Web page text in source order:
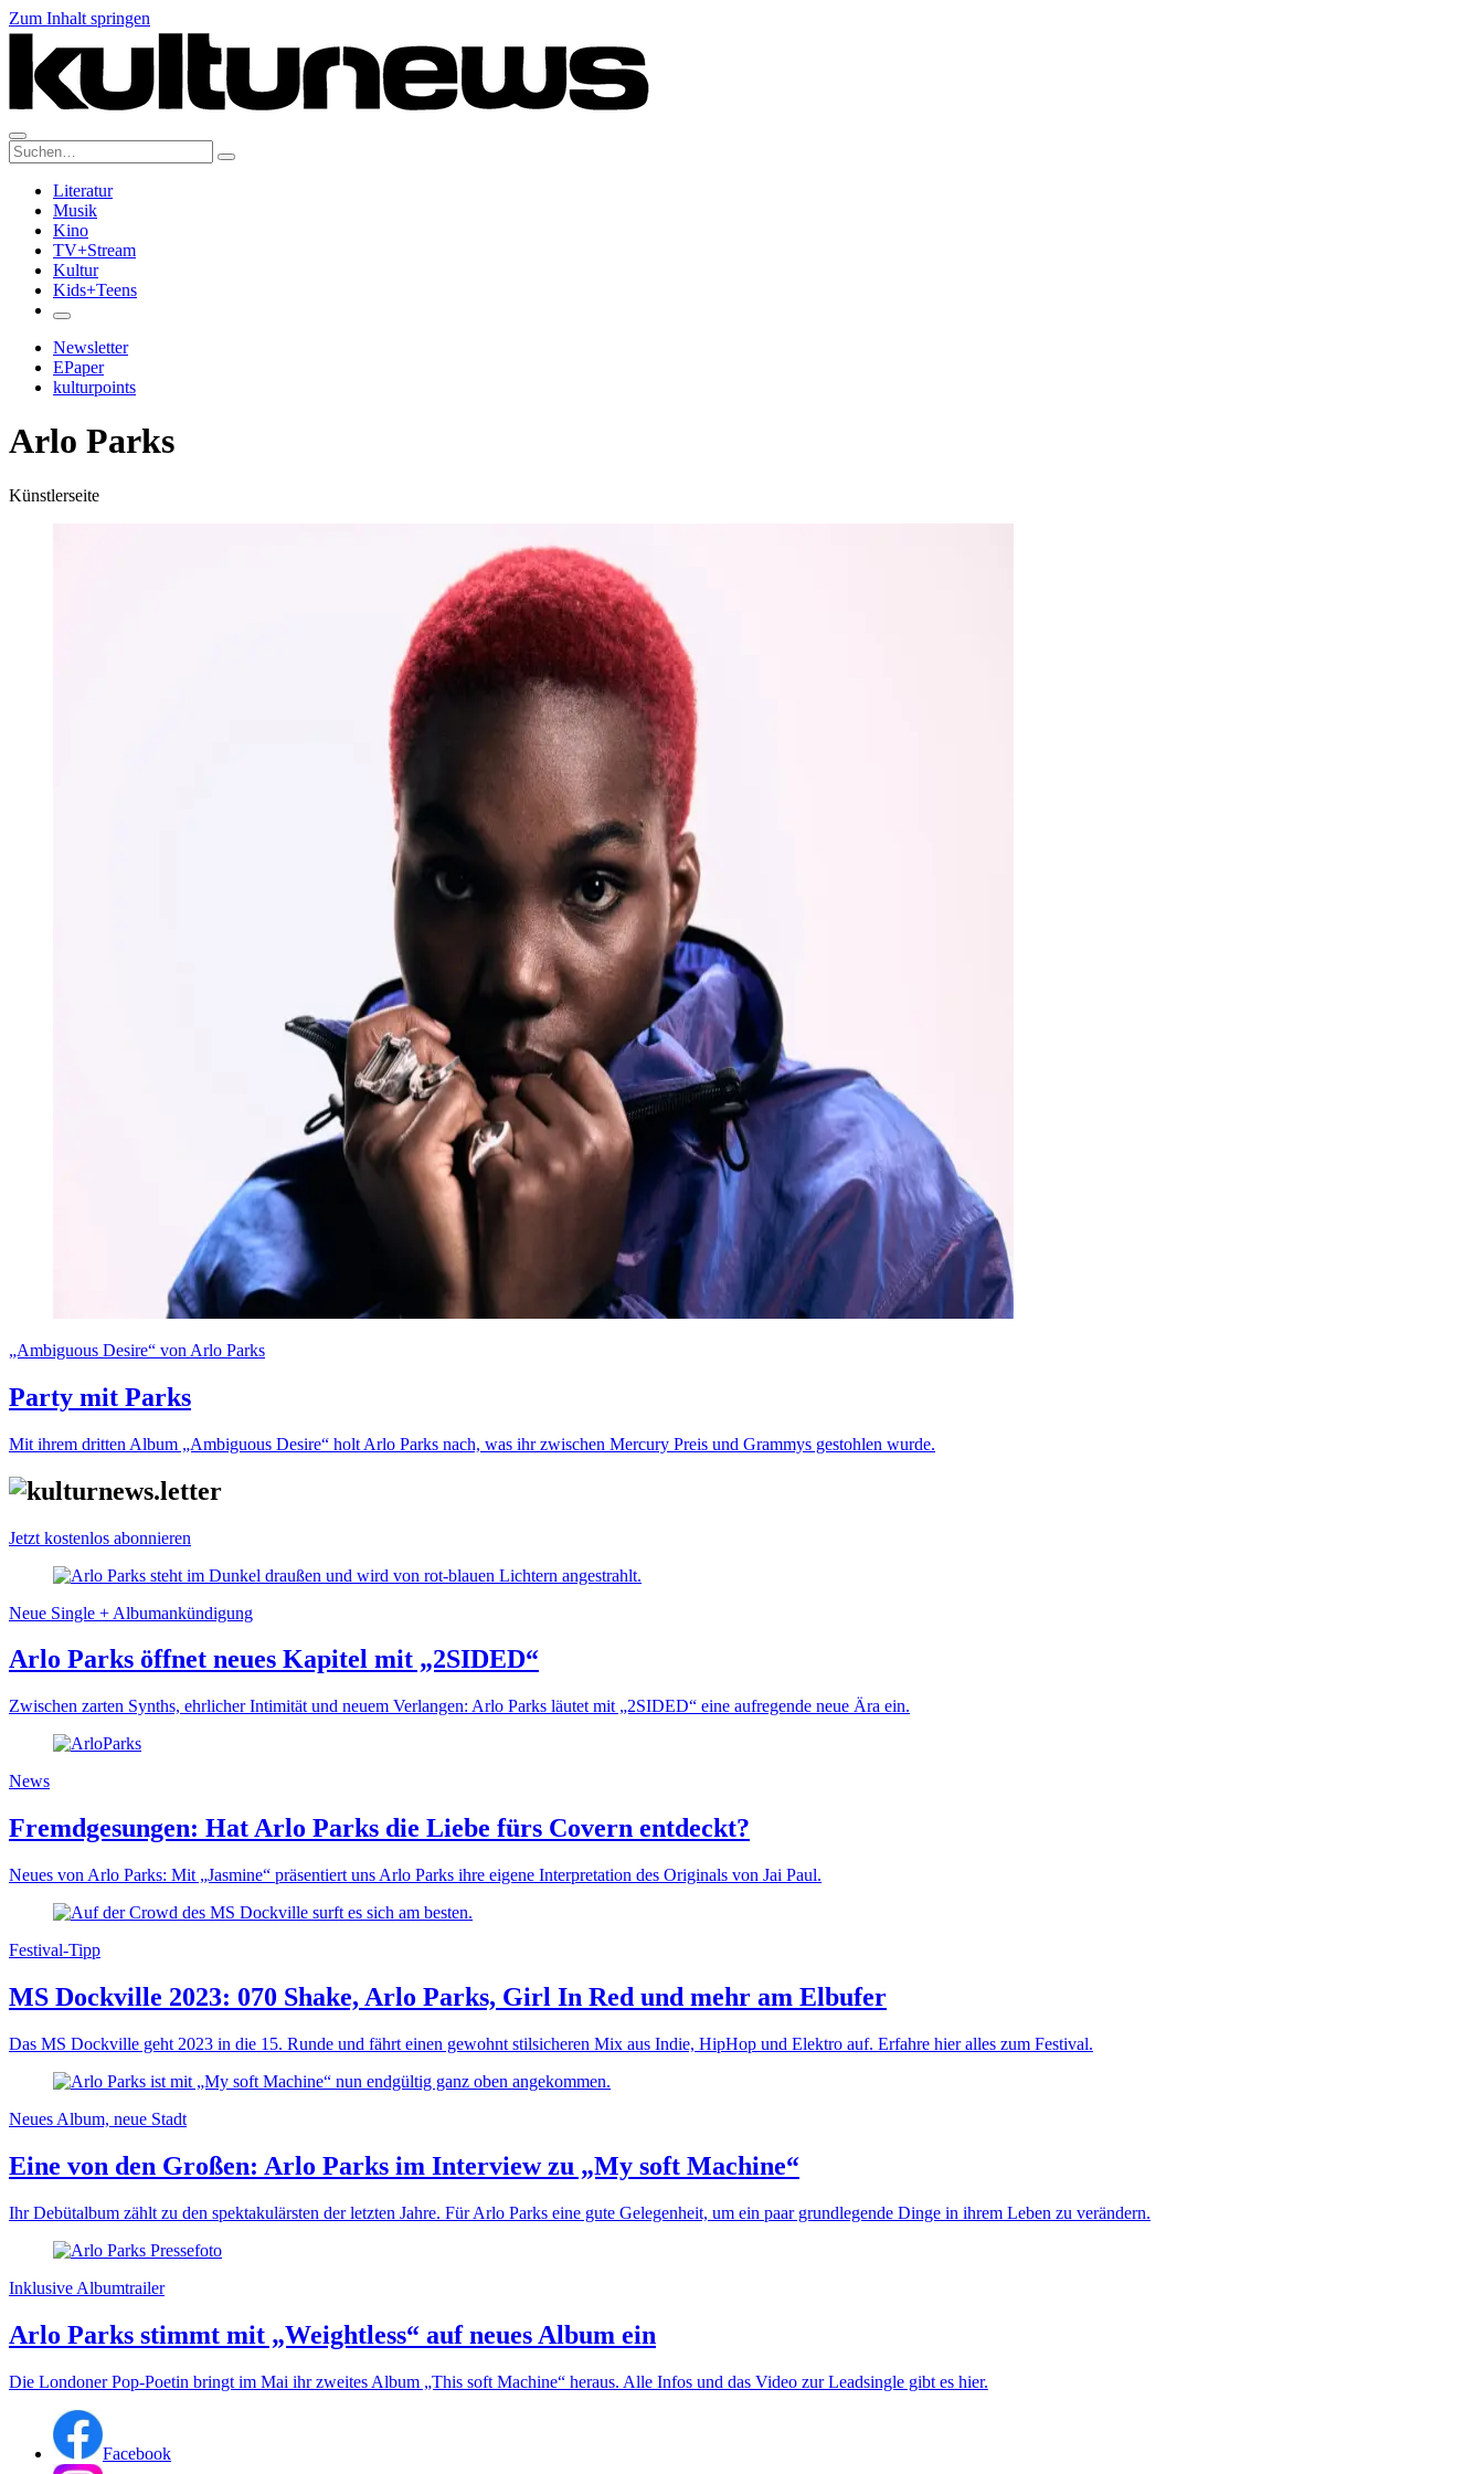
Zum Inhalt springen
Suche:
Literatur
Musik
Kino
TV+Stream
Kultur
Kids+Teens
Newsletter
EPaper
kulturpoints
Arlo Parks
Künstlerseite
„Ambiguous Desire“ von Arlo Parks
Party mit Parks
Mit ihrem dritten Album „Ambiguous Desire“ holt Arlo Parks nach, was ihr zwischen Mercury Preis und Grammys gestohlen wurde.
Jetzt kostenlos abonnieren
Neue Single + Albumankündigung
Arlo Parks öffnet neues Kapitel mit „2SIDED“
Zwischen zarten Synths, ehrlicher Intimität und neuem Verlangen: Arlo Parks läutet mit „2SIDED“ eine aufregende neue Ära ein.
News
Fremdgesungen: Hat Arlo Parks die Liebe fürs Covern entdeckt?
Neues von Arlo Parks: Mit „Jasmine“ präsentiert uns Arlo Parks ihre eigene Interpretation des Originals von Jai Paul.
Festival-Tipp
MS Dockville 2023: 070 Shake, Arlo Parks, Girl In Red und mehr am Elbufer
Das MS Dockville geht 2023 in die 15. Runde und fährt einen gewohnt stilsicheren Mix aus Indie, HipHop und Elektro auf. Erfahre hier alles zum Festival.
Neues Album, neue Stadt
Eine von den Großen: Arlo Parks im Interview zu „My soft Machine“
Ihr Debütalbum zählt zu den spektakulärsten der letzten Jahre. Für Arlo Parks eine gute Gelegenheit, um ein paar grundlegende Dinge in ihrem Leben zu verändern.
Inklusive Albumtrailer
Arlo Parks stimmt mit „Weightless“ auf neues Album ein
Die Londoner Pop-Poetin bringt im Mai ihr zweites Album „This soft Machine“ heraus. Alle Infos und das Video zur Leadsingle gibt es hier.
Facebook